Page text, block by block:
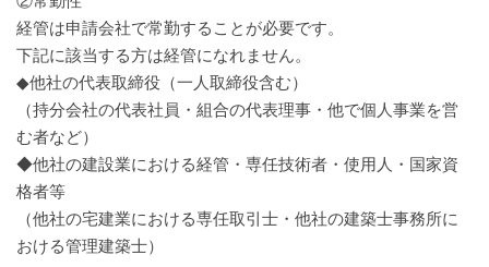
経管は申請会社で常勤することが必要です。
下記に該当する方は経管になれません。
◆他社の代表取締役（一人取締役含む）
（持分会社の代表社員・組合の代表理事・他で個人事業を営
む者など）
◆他社の建設業における経管・専任技術者・使用人・国家資
格者等
（他社の宅建業における専任取引士・他社の建築士事務所に
おける管理建築士）